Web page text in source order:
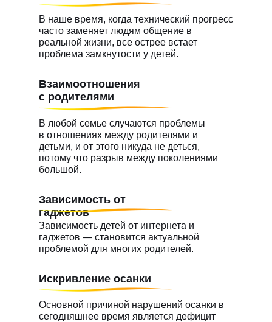
В наше время, когда технический прогресс
часто заменяет людям общение в
реальной жизни, все острее встает
проблема замкнутости у детей.
Зависимость детей от интернета и
гаджетов — становится актуальной
проблемой для многих родителей.
Основной причиной нарушений осанки в
сегодняшнее время является дефицит
В любой семье случаются проблемы
в отношениях между родителями и
детьми, и от этого никуда не деться,
потому что разрыв между поколениями
большой.
Зависимость от
гаджетов
Искривление осанки
Взаимоотношения
с родителями